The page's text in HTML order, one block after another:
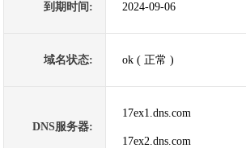
到期时间: 2024-09-06
域名状态: ok ( 正常 )
DNS服务器:
17ex1.dns.com
17ex2.dns.com